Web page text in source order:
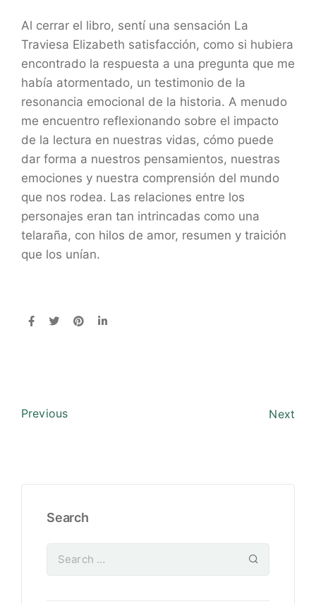
Al cerrar el libro, sentí una sensación La
Traviesa Elizabeth satisfacción, como si hubiera
encontrado la respuesta a una pregunta que me
había atormentado, un testimonio de la
resonancia emocional de la historia. A menudo
me encuentro reflexionando sobre el impacto
de la lectura en nuestras vidas, cómo puede
dar forma a nuestros pensamientos, nuestras
emociones y nuestra comprensión del mundo
que nos rodea. Las relaciones entre los
personajes eran tan intrincadas como una
telaraña, con hilos de amor, resumen y traición
que los unían.
Previous Next
Search